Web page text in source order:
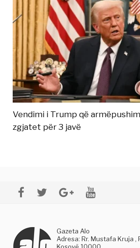
Vendimi i Trump që
zgjatet për 3 javë
Gazeta Alo
Adresa: Rr. Mustafa Kruja ,
Kosovë 10000